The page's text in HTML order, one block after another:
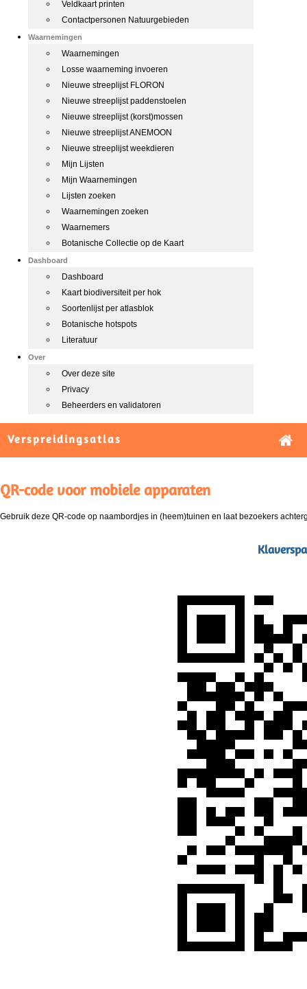
Veldkaart printen
Contactpersonen Natuurgebieden
Waarnemingen
Waarnemingen
Losse waarneming invoeren
Nieuwe streeplijst FLORON
Nieuwe streeplijst paddenstoelen
Nieuwe streeplijst (korst)mossen
Nieuwe streeplijst ANEMOON
Nieuwe streeplijst weekdieren
Mijn Lijsten
Mijn Waarnemingen
Lijsten zoeken
Waarnemingen zoeken
Waarnemers
Botanische Collectie op de Kaart
Dashboard
Dashboard
Kaart biodiversiteit per hok
Soortenlijst per atlasblok
Botanische hotspots
Literatuur
Over
Over deze site
Privacy
Beheerders en validatoren
Verspreidingsatlas
QR-code voor mobiele apparaten
Gebruik deze QR-code op naambordjes in (heem)tuinen en laat bezoekers